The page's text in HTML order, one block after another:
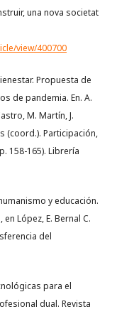
una nova societat
view/400700
Propuesta de
de pandemia. En. A.
M. Martín, J.
(coord.). Participación,
158-165). Librería
y educación.
López, E. Bernal C.
del
para el
dual. Revista